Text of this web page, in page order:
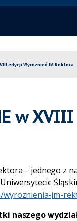
edycji Wyróżnień JM Rektora
w
– jednego z
wyroznienia-jm-
naszego